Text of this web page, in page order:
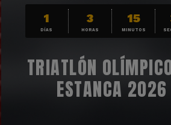
1
DÍAS
3
HORAS
15
MINUTOS
TRIATLÓN
ESTANCA 2026